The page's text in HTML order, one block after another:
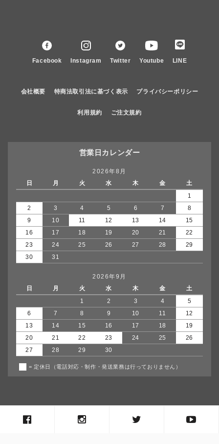
Facebook Instagram Twitter Youtube LINE
会社概要 特商法取引法に基づく表示 プライバシーポリシー
利用規約 ご注文規約
営業日カレンダー
2026年8月
日
月 火 水 木 金
土
1
2
3 4 5 6 7
8
9
10 11 12 13 14
15
16
17 18 19 20 21
22
23
24 25 26 27 28
29
30
31
2026年9月
日
月 火 水 木 金
土
1
2 3 4
5
6
7 8 9 10 11
12
13
14 15 16 17 18
19
20
21 22 23 24 25
26
27
28 29 30
= 定休日（電話対応・制作・発送業務は行っておりません）
copyright© agumiiro all rights reserved.